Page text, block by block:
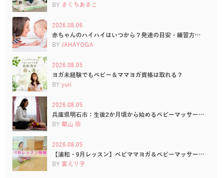
BY きくちあきこ
2026.08.06
赤ちゃんのハイハイはいつから？発達の目安・練習方…
BY JAHAYOGA
2026.08.05
ヨガ未経験でもベビー＆ママヨガ資格は取れる？
BY yuri
2026.08.05
兵庫県明石市：生後2か月頃から始めるベビーマッサー…
BY 築山 萌
2026.08.05
【浦和・9月レッスン】ベビママヨガ＆ベビーマッサー…
BY 宮えり子